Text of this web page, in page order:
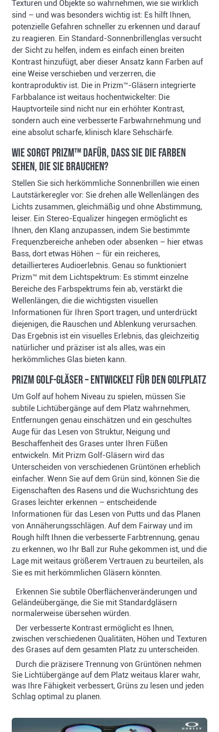
Texturen und Objekte so wahrnehmen, wie sie wirklich
sind – und was besonders wichtig ist: Es hilft Ihnen,
potenzielle Gefahren schneller zu erkennen und darauf
zu reagieren. Ein Standard-Sonnenbrillenglas versucht
der Sicht zu helfen, indem es einfach einen breiten
Kontrast hinzufügt, aber dieser Ansatz kann Farben auf
eine Weise verschieben und verzerren, die
kontraproduktiv ist. Die in Prizm™-Gläsern integrierte
Farbbalance ist weitaus hochentwickelter: Die
Hauptvorteile sind nicht nur ein erhöhter Kontrast,
sondern auch eine verbesserte Farbwahrnehmung und
eine absolut scharfe, klinisch klare Sehschärfe.
Wie sorgt Prizm™ dafür, dass Sie die Farben
sehen, die Sie brauchen?
Stellen Sie sich herkömmliche Sonnenbrillen wie einen
Lautstärkeregler vor: Sie drehen alle Wellenlängen des
Lichts zusammen, gleichmäßig und ohne Abstimmung,
leiser. Ein Stereo-Equalizer hingegen ermöglicht es
Ihnen, den Klang anzupassen, indem Sie bestimmte
Frequenzbereiche anheben oder absenken – hier etwas
Bass, dort etwas Höhen – für ein reicheres,
detaillierteres Audioerlebnis. Genau so funktioniert
Prizm™ mit dem Lichtspektrum: Es stimmt einzelne
Bereiche des Farbspektrums fein ab, verstärkt die
Wellenlängen, die die wichtigsten visuellen
Informationen für Ihren Sport tragen, und unterdrückt
diejenigen, die Rauschen und Ablenkung verursachen.
Das Ergebnis ist ein visuelles Erlebnis, das gleichzeitig
natürlicher und präziser ist als alles, was ein
herkömmliches Glas bieten kann.
PRIZM Golf-Gläser – Entwickelt für den Golfplatz
Um Golf auf hohem Niveau zu spielen, müssen Sie
subtile Lichtübergänge auf dem Platz wahrnehmen,
Entfernungen genau einschätzen und ein geschultes
Auge für das Lesen von Struktur, Neigung und
Beschaffenheit des Grases unter Ihren Füßen
entwickeln. Mit Prizm Golf-Gläsern wird das
Unterscheiden von verschiedenen Grüntönen erheblich
einfacher. Wenn Sie auf dem Grün sind, können Sie die
Eigenschaften des Rasens und die Wuchsrichtung des
Grases leichter erkennen – entscheidende
Informationen für das Lesen von Putts und das Planen
von Annäherungsschlägen. Auf dem Fairway und im
Rough hilft Ihnen die verbesserte Farbtrennung, genau
zu erkennen, wo Ihr Ball zur Ruhe gekommen ist, und die
Lage mit weitaus größerem Vertrauen zu beurteilen, als
Sie es mit herkömmlichen Gläsern könnten.
Erkennen Sie subtile Oberflächenveränderungen und
Geländeübergänge, die Sie mit Standardgläsern
normalerweise übersehen würden.
Der verbesserte Kontrast ermöglicht es Ihnen,
zwischen verschiedenen Qualitäten, Höhen und Texturen
des Grases auf dem gesamten Platz zu unterscheiden.
Durch die präzisere Trennung von Grüntönen nehmen
Sie Lichtübergänge auf dem Platz weitaus klarer wahr,
was Ihre Fähigkeit verbessert, Grüns zu lesen und jeden
Schlag optimal zu planen.